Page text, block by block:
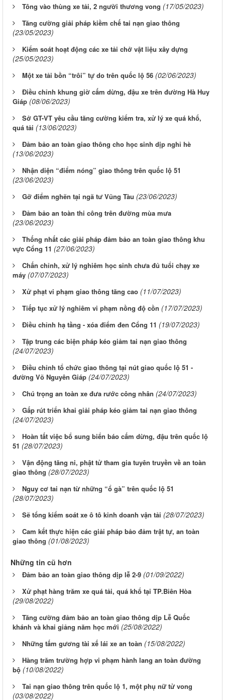
Tông vào thùng xe tải, 2 người thương vong (17/05/2023)
Tăng cường giải pháp kiềm chế tai nạn giao thông
(23/05/2023)
Kiểm soát hoạt động các xe tải chở vật liệu xây dựng
(25/05/2023)
Một xe tải bồn “trôi” tự do trên quốc lộ 56 (02/06/2023)
Điều chỉnh khung giờ cấm dừng, đậu xe trên đường Hà Huy
Giáp (08/06/2023)
Sở GT-VT yêu cầu tăng cường kiểm tra, xử lý xe quá khổ,
quá tải (13/06/2023)
Đảm bảo an toàn giao thông cho học sinh dịp nghỉ hè
(13/06/2023)
Nhận diện “điểm nóng” giao thông trên quốc lộ 51
(23/06/2023)
Gỡ điểm nghẽn tại ngã tư Vũng Tàu (23/06/2023)
Đảm bảo an toàn thi công trên đường mùa mưa
(23/06/2023)
Thống nhất các giải pháp đảm bảo an toàn giao thông khu
vực Cổng 11 (27/06/2023)
Chấn chỉnh, xử lý nghiêm học sinh chưa đủ tuổi chạy xe
máy (07/07/2023)
Xử phạt vi phạm giao thông tăng cao (11/07/2023)
Tiếp tục xử lý nghiêm vi phạm nồng độ cồn (17/07/2023)
Điều chỉnh hạ tầng - xóa điểm đen Cổng 11 (19/07/2023)
Tập trung các biện pháp kéo giảm tai nạn giao thông
(24/07/2023)
Điều chỉnh tổ chức giao thông tại nút giao quốc lộ 51 -
đường Võ Nguyên Giáp (24/07/2023)
Chú trọng an toàn xe đưa rước công nhân (24/07/2023)
Gấp rút triển khai giải pháp kéo giảm tai nạn giao thông
(24/07/2023)
Hoàn tất việc bổ sung biển báo cấm dừng, đậu trên quốc lộ
51 (28/07/2023)
Vận động tăng ni, phật tử tham gia tuyên truyền về an toàn
giao thông (28/07/2023)
Nguy cơ tai nạn từ những “ổ gà” trên quốc lộ 51
(28/07/2023)
Sẽ tổng kiểm soát xe ô tô kinh doanh vận tải (28/07/2023)
Cam kết thực hiện các giải pháp bảo đảm trật tự, an toàn
giao thông (01/08/2023)
Những tin cũ hơn
Đảm bảo an toàn giao thông dịp lễ 2-9 (01/09/2022)
Xử phạt hàng trăm xe quá tải, quá khổ tại TP.Biên Hòa
(29/08/2022)
Tăng cường đảm bảo an toàn giao thông dịp Lễ Quốc
khánh và khai giảng năm học mới (25/08/2022)
Những tấm gương tài xế lái xe an toàn (15/08/2022)
Hàng trăm trường hợp vi phạm hành lang an toàn đường
bộ (10/08/2022)
Tai nạn giao thông trên quốc lộ 1, một phụ nữ tử vong
(03/08/2022)